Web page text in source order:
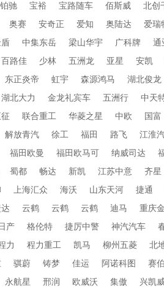
铂驰 宝裕 宝路随车 佰斯威 北创
奥赛 安奇正 爱知 奥陆达 爱瑞
中集东岳 梁山华宇 广科牌 通
百路佳 少林 五洲龙 亚星 安凯
东正炎帝 虹宇 森源鸿马 湖北俊龙
湖北大力 金龙礼宾车 五洲行 中天
联合重工 华菱之星 中欧 国富
解放青汽 徐工 福田 路飞 江淮
福田欧曼 福田欧马可 纳威司达
蜀都 畅达 新凯 江苏中意 齐星
上海汇众 海沃 山东天河 捷通
云鹤 云鹤 云鹤 迪马 重庆
产 格伦特 捷厉中警 神汽汽车
力 程力重工 凯马 柳州五菱 北
骐蔚 铸梦 佳运 阿诺科图 赛
永航星 邢润 欧威沃 集傲 兴凯